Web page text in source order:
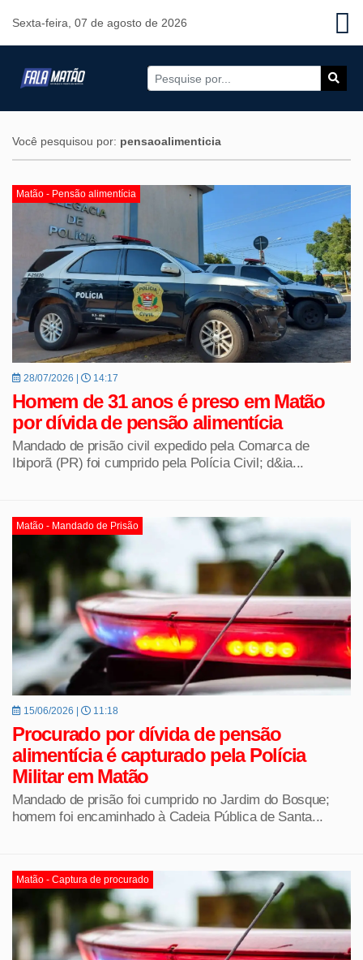
Sexta-feira, 07 de agosto de 2026
Você pesquisou por: pensaoalimenticia
Matão - Pensão alimentícia
28/07/2026 | 14:17
Homem de 31 anos é preso em Matão
por dívida de pensão alimentícia
Mandado de prisão civil expedido pela Comarca de
Ibiporã (PR) foi cumprido pela Polícia Civil; d&ia...
Matão - Mandado de Prisão
15/06/2026 | 11:18
Procurado por dívida de pensão
alimentícia é capturado pela Polícia
Militar em Matão
Mandado de prisão foi cumprido no Jardim do Bosque;
homem foi encaminhado à Cadeia Pública de Santa...
Matão - Captura de procurado